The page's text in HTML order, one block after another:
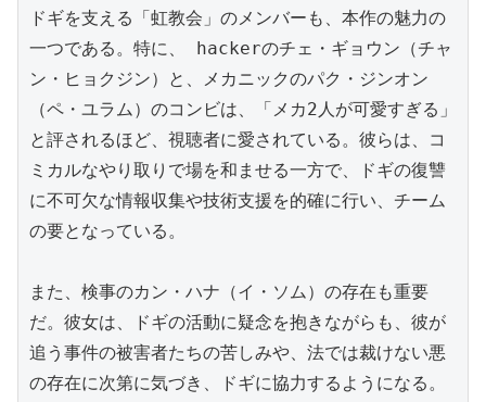
ドギを支える「虹教会」のメンバーも、本作の魅力の
一つである。特に、 hackerのチェ・ギョウン（チャ
ン・ヒョクジン）と、メカニックのパク・ジンオン
（ペ・ユラム）のコンビは、「メカ2人が可愛すぎる」
と評されるほど、視聴者に愛されている。彼らは、コ
ミカルなやり取りで場を和ませる一方で、ドギの復讐
に不可欠な情報収集や技術支援を的確に行い、チーム
の要となっている。
また、検事のカン・ハナ（イ・ソム）の存在も重要
だ。彼女は、ドギの活動に疑念を抱きながらも、彼が
追う事件の被害者たちの苦しみや、法では裁けない悪
の存在に次第に気づき、ドギに協力するようになる。